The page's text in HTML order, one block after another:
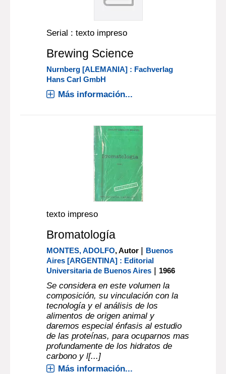
Serial : texto impreso
Brewing Science
Nurnberg [ALEMANIA] : Fachverlag
Hans Carl GmbH
Más información...
texto impreso
Bromatología
MONTES, ADOLFO, Autor | Buenos
Aires [ARGENTINA] : Editorial
Universitaria de Buenos Aires | 1966
Se considera en este volumen la
composición, su vinculación con la
tecnología y el análisis de los
alimentos de origen animal y
daremos especial énfasis al estudio
de las proteínas, para ocuparnos mas
profundamente de los hidratos de
carbono y l[...]
Más información...